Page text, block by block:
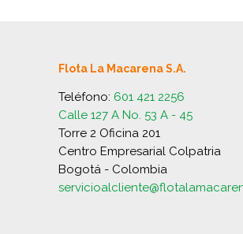
Flota La Macarena S.A.
Teléfono: 601 421 2256
Calle 127 A No. 53 A - 45
Torre 2 Oficina 201
Centro Empresarial Colpatria
Bogotá - Colombia